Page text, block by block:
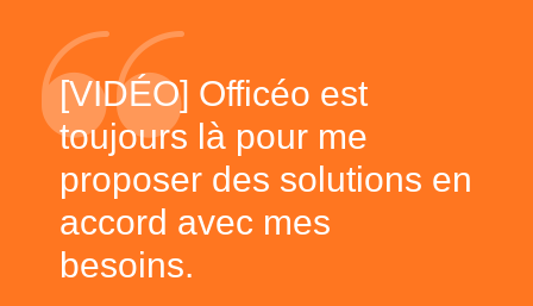
[VIDÉO] Officéo est
toujours là pour me
proposer des solutions en
accord avec mes
besoins.